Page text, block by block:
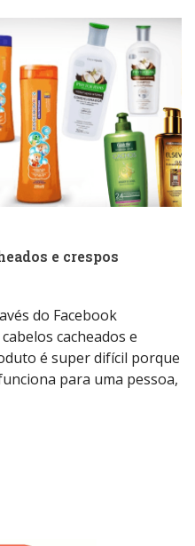
e crespos
do Facebook
cacheados e
é super difícil porque
para uma pessoa,